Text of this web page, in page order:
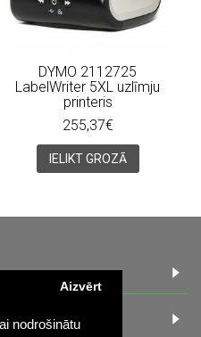
nodrošinātu
Aizvērt
DYMO 2112725
LabelWriter 5XL uzlīmju
printeris
255,37€
IELIKT GROZĀ